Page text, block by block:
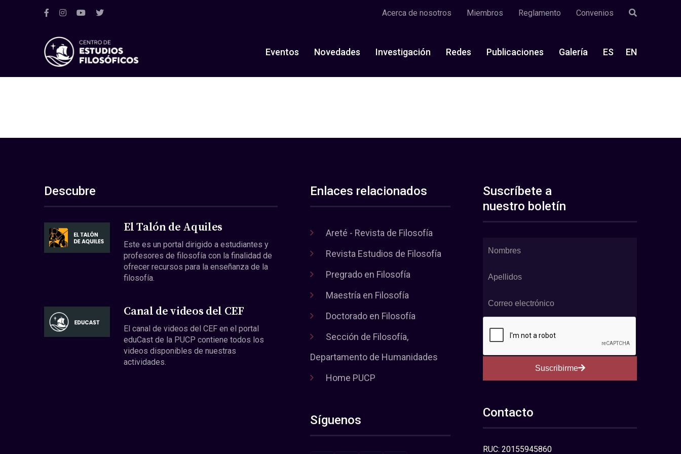
Acerca de nosotros Miembros Reglamento Convenios
Eventos Novedades Investigación Redes Publicaciones Galería ES EN
Descubre
El Talón de Aquiles
Este es un portal dirigido a estudiantes y
profesores de filosofía con la finalidad de
ofrecer recursos para la enseñanza de la
filosofía.
Canal de videos del CEF
El canal de videos del CEF en el portal
eduCast de la PUCP contiene todos los
videos disponibles de nuestras
actividades.
Enlaces relacionados
Areté - Revista de Filosofía
Revista Estudios de Filosofía
Pregrado en Filosofía
Maestría en Filosofía
Doctorado en Filosofía
Sección de Filosofía,
Departamento de Humanidades
Home PUCP
Síguenos
Suscríbete a
nuestro boletín
Suscribirme
Contacto
RUC: 20155945860